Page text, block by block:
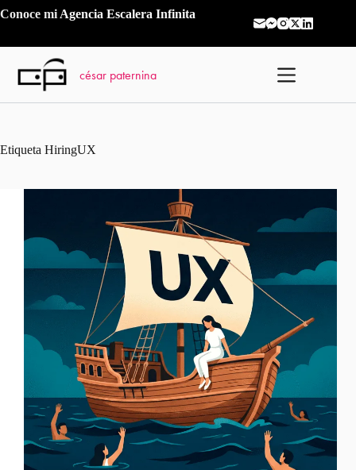
al
Conoce mi Agencia Escalera Infinita
césar paternina
Etiqueta HiringUX